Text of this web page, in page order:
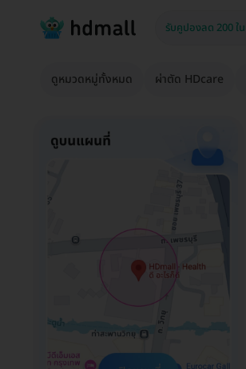
ดูหมวดหมู่ทั้งหมด ผ่าตัด HDcare